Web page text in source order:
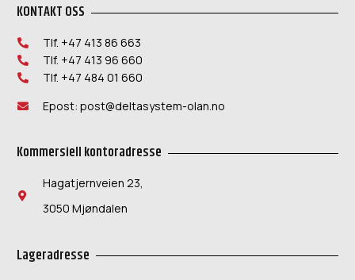
KONTAKT OSS
Tlf. +47 413 86 663
Tlf. +47 413 96 660
Tlf. +47 484 01 660
Epost: post@deltasystem-olan.no
Kommersiell kontoradresse
Hagatjernveien 23,
3050 Mjøndalen
Lageradresse